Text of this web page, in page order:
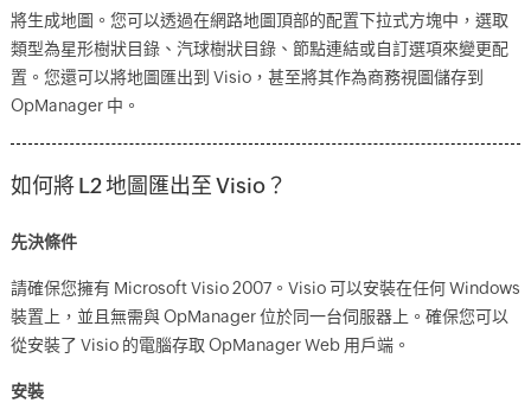
將生成地圖。您可以透過在網路地圖頂部的配置下拉式方塊中，選取
類型為星形樹狀目錄、汽球樹狀目錄、節點連結或自訂選項來變更配
置。您還可以將地圖匯出到 Visio，甚至將其作為商務視圖儲存到
OpManager 中。
如何將 L2 地圖匯出至 Visio？
先決條件
請確保您擁有 Microsoft Visio 2007。Visio 可以安裝在任何 Windows
裝置上，並且無需與 OpManager 位於同一台伺服器上。確保您可以
從安裝了 Visio 的電腦存取 OpManager Web 用戶端。
安裝